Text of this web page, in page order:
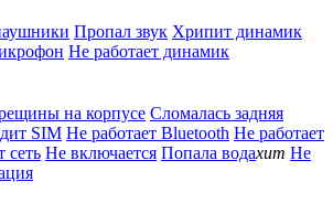
Пропал звук Хрипит динамик
Не работает динамик
на корпусе Сломалась задняя
SIM Не работает Bluetooth Не работает
сеть Не включается Попала водахит Не